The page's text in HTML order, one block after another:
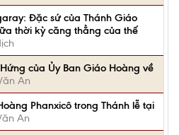
Đặc sứ của Thánh Giáo
thời kỳ căng thẳng của thế
của Ủy Ban Giáo Hoàng về
An
Phanxicô trong Thánh lễ tại
An